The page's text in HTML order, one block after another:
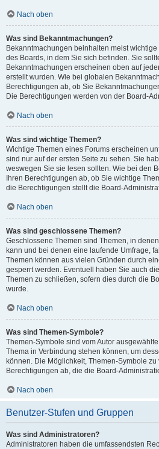
Nach oben
Was sind Bekanntmachungen?
Bekanntmachungen beinhalten meist
des Boards, in dem Sie sich befinden. Sie
Bekanntmachungen erscheinen oben auf
erstellt wurden. Wie bei globalen
Berechtigungen ab, ob Sie
Die Berechtigungen werden von der Board-
Nach oben
Was sind wichtige Themen?
Wichtige Themen eines Forums erscheinen
sind nur auf der ersten Seite zu sehen. Sie
weswegen Sie sie lesen sollten. Wie bei den
Ihren Berechtigungen ab, ob Sie wichtige
die Berechtigungen stellt die Board-
Nach oben
Was sind geschlossene Themen?
Geschlossene Themen sind Themen, in
kann und bei denen eine laufende Umfrage,
Themen können aus vielen Gründen durch
gesperrt werden. Eventuell haben Sie auch
Themen zu schließen, sofern dies durch die
wurde.
Nach oben
Was sind Themen-Symbole?
Themen-Symbole sind vom Autor
Thema in Verbindung stehen können, um
können. Die Möglichkeit, Themen-Symbole
Berechtigungen ab, die die Board-
Nach oben
Benutzer-Stufen und Gruppen
Was sind Administratoren?
Administratoren haben die umfassendsten